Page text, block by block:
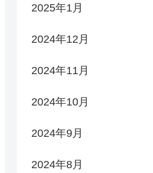
2025年1月
2024年12月
2024年11月
2024年10月
2024年9月
2024年8月